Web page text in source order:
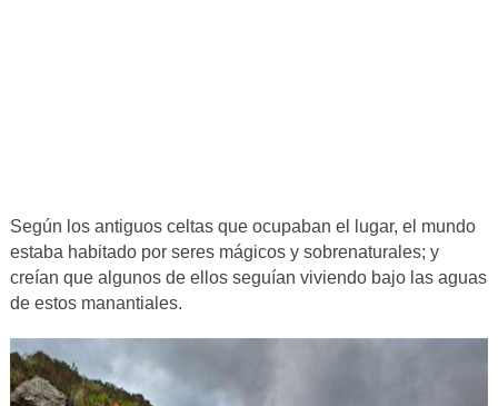
Según los antiguos celtas que ocupaban el lugar, el mundo
estaba habitado por seres mágicos y sobrenaturales; y
creían que algunos de ellos seguían viviendo bajo las aguas
de estos manantiales.